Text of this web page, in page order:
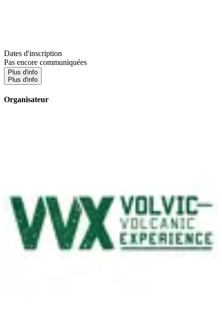
Dates d'inscription
Pas encore communiquées
Plus d'info
Plus d'info
Organisateur